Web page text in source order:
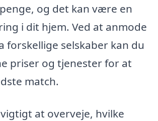
og det kan være en
i dit hjem. Ved at anmode
forskellige selskaber kan du
priser og tjenester for at
match.
at overveje, hvilke